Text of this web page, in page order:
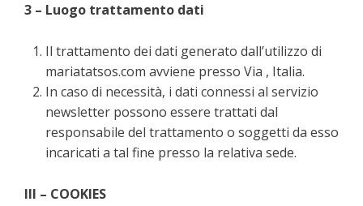
3 – Luogo trattamento dati
Il trattamento dei dati generato dall’utilizzo di
mariatatsos.com avviene presso Via , Italia.
In caso di necessità, i dati connessi al servizio
newsletter possono essere trattati dal
responsabile del trattamento o soggetti da esso
incaricati a tal fine presso la relativa sede.
III – COOKIES